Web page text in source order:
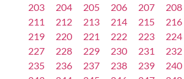
203
204 205 206 207 208
211
212 213 214 215 216
219
220 221 222 223 224
227
228 229 230 231 232
235
236 237 238 239 240